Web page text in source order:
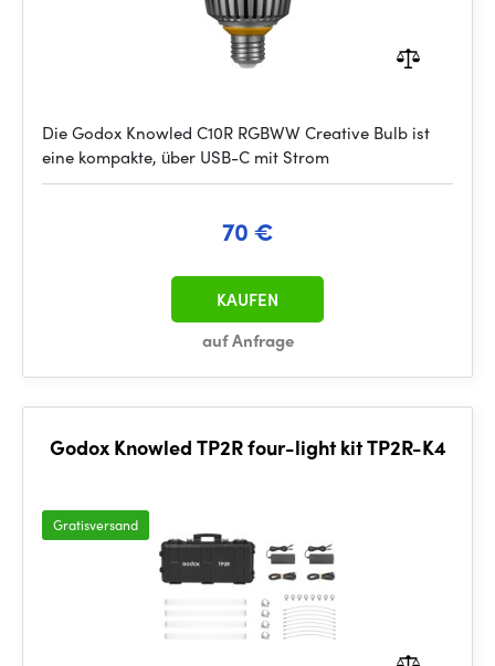
Die Godox Knowled C10R RGBWW Creative Bulb ist
eine kompakte, über USB-C mit Strom
70 €
auf Anfrage
KAUFEN
Godox Knowled TP2R four-light kit TP2R-K4
Gratisversand